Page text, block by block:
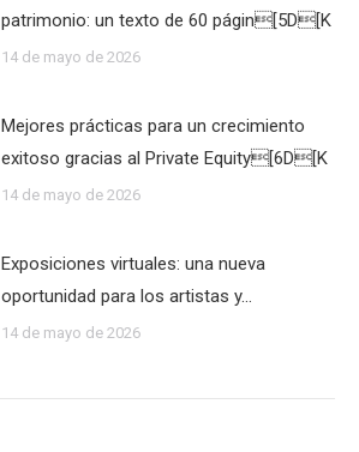
patrimonio: un texto de 60 págin[5D[K
14 de mayo de 2026
Mejores prácticas para un crecimiento
exitoso gracias al Private Equity[6D[K
14 de mayo de 2026
Exposiciones virtuales: una nueva
oportunidad para los artistas y…
14 de mayo de 2026